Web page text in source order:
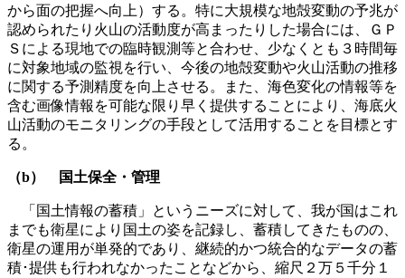
から面の把握へ向上）する。特に大規模な地殻変動の予兆が
認められたり火山の活動度が高まったりした場合には、ＧＰ
Ｓによる現地での臨時観測等と合わせ、少なくとも３時間毎
に対象地域の監視を行い、今後の地殻変動や火山活動の推移
に関する予測精度を向上させる。また、海色変化の情報等を
含む画像情報を可能な限り早く提供することにより、海底火
山活動のモニタリングの手段として活用することを目標とす
る。
（b） 国土保全・管理
「国土情報の蓄積」というニーズに対して、我が国はこれ
までも衛星により国土の姿を記録し、蓄積してきたものの、
衛星の運用が単発的であり、継続的かつ統合的なデータの蓄
積･提供も行われなかったことなどから、縮尺２万５千分１